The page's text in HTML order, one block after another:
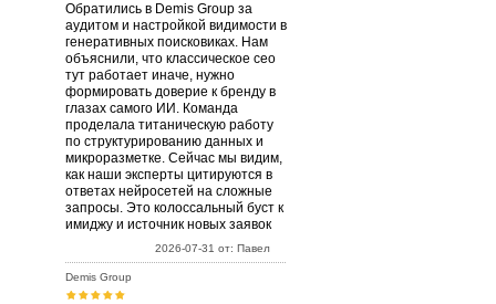
Обратились в Demis Group за
аудитом и настройкой видимости в
генеративных поисковиках. Нам
объяснили, что классическое сео
тут работает иначе, нужно
формировать доверие к бренду в
глазах самого ИИ. Команда
проделала титаническую работу
по структурированию данных и
микроразметке. Сейчас мы видим,
как наши эксперты цитируются в
ответах нейросетей на сложные
запросы. Это колоссальный буст к
имиджу и источник новых заявок
2026-07-31 от: Павел
Demis Group